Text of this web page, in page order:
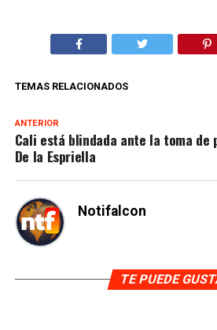
TEMAS RELACIONADOS
ANTERIOR
Cali está blindada ante la toma de
De la Espriella
Notifalcon
TE PUEDE